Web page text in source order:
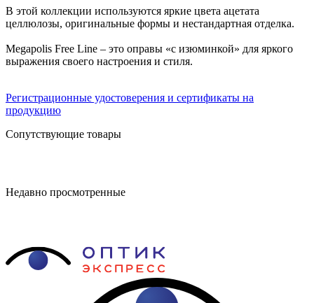
В этой коллекции используются яркие цвета ацетата
целлюлозы, оригинальные формы и нестандартная отделка.
Megapolis Free Line – это оправы «с изюминкой» для яркого
выражения своего настроения и стиля.
Регистрационные удостоверения и сертификаты на
продукцию
Сопутствующие товары
Недавно просмотренные